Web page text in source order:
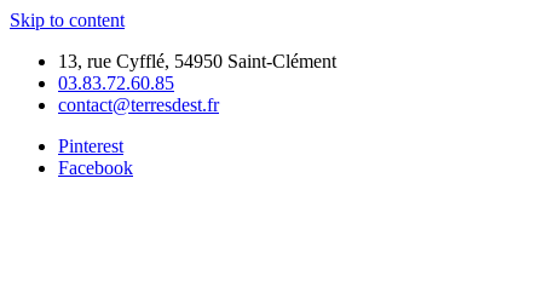
Skip to content
13, rue Cyfflé, 54950 Saint-Clément
03.83.72.60.85
contact@terresdest.fr
Pinterest
Facebook